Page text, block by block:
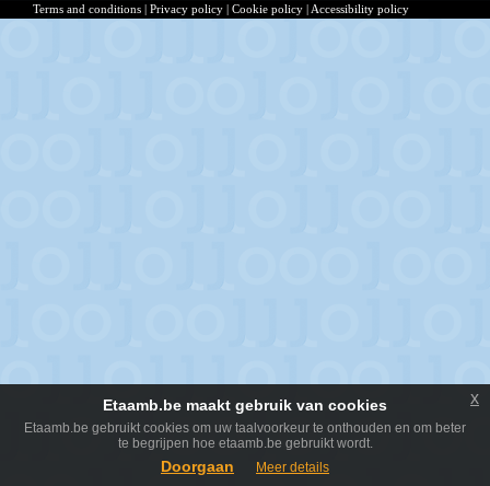
Terms and conditions | Privacy policy | Cookie policy | Accessibility policy
Etaamb.be maakt gebruik van cookies
Etaamb.be gebruikt cookies om uw taalvoorkeur te onthouden en om beter
te begrijpen hoe etaamb.be gebruikt wordt.
Doorgaan Meer details
x